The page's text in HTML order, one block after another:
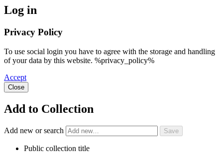
Log in
Privacy Policy
To use social login you have to agree with the storage and handling
of your data by this website. %privacy_policy%
Accept
Close
Add to Collection
Add new or search
Public collection title